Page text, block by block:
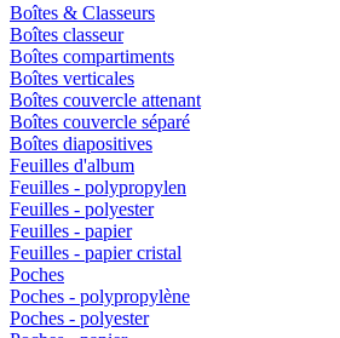
Boîtes & Classeurs
Boîtes classeur
Boîtes compartiments
Boîtes verticales
Boîtes couvercle attenant
Boîtes couvercle séparé
Boîtes diapositives
Feuilles d'album
Feuilles - polypropylen
Feuilles - polyester
Feuilles - papier
Feuilles - papier cristal
Poches
Poches - polypropylène
Poches - polyester